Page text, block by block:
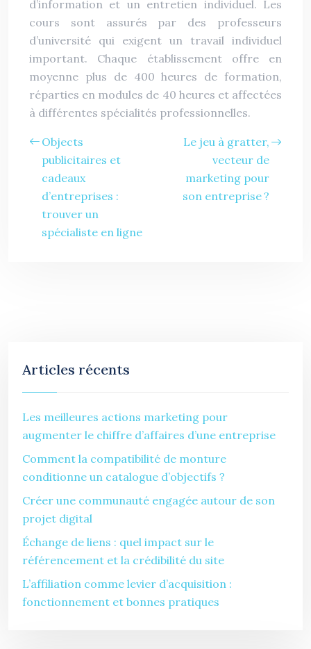
d’information et un entretien individuel. Les
cours sont assurés par des professeurs
d’université qui exigent un travail individuel
important. Chaque établissement offre en
moyenne plus de 400 heures de formation,
réparties en modules de 40 heures et affectées
à différentes spécialités professionnelles.
Objects
publicitaires et
cadeaux
d’entreprises :
trouver un
spécialiste en ligne
Le jeu à gratter,
vecteur de
marketing pour
son entreprise ?
Articles récents
Les meilleures actions marketing pour
augmenter le chiffre d’affaires d’une entreprise
Comment la compatibilité de monture
conditionne un catalogue d’objectifs ?
Créer une communauté engagée autour de son
projet digital
Échange de liens : quel impact sur le
référencement et la crédibilité du site
L’affiliation comme levier d’acquisition :
fonctionnement et bonnes pratiques